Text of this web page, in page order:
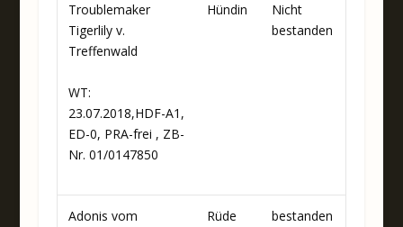
Troublemaker
Tigerlily v.
Treffenwald
WT:
23.07.2018,HDF-A1,
ED-0, PRA-frei , ZB-
Nr. 01/0147850
Hündin
Nicht
bestanden
Adonis vom
Rüde bestanden